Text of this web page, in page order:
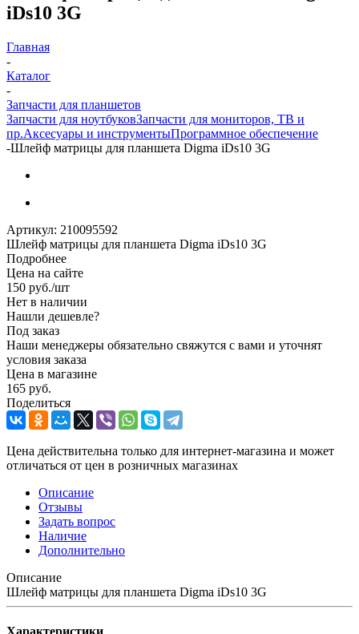
iDs10 3G
Главная
-
Каталог
-
Запчасти для планшетов
Запчасти для ноутбуковЗапчасти для мониторов, ТВ и
пр.Аксесуары и инструментыПрограммное обеспечение
-Шлейф матрицы для планшета Digma iDs10 3G
Артикул: 210095592
Шлейф матрицы для планшета Digma iDs10 3G
Подробнее
Цена на сайте
150 руб./шт
Нет в наличии
Нашли дешевле?
Под заказ
Наши менеджеры обязательно свяжутся с вами и уточнят
условия заказа
Цена в магазине
165 руб.
Поделиться
Цена действительна только для интернет-магазина и может
отличаться от цен в розничных магазинах
Описание
Отзывы
Задать вопрос
Наличие
Дополнительно
Описание
Шлейф матрицы для планшета Digma iDs10 3G
Характеристики